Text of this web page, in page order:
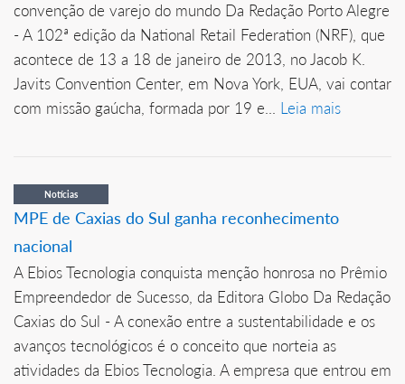
convenção de varejo do mundo Da Redação Porto Alegre
- A 102ª edição da National Retail Federation (NRF), que
acontece de 13 a 18 de janeiro de 2013, no Jacob K.
Javits Convention Center, em Nova York, EUA, vai contar
com missão gaúcha, formada por 19 e... Leia mais
Notícias
MPE de Caxias do Sul ganha reconhecimento
nacional
A Ebios Tecnologia conquista menção honrosa no Prêmio
Empreendedor de Sucesso, da Editora Globo Da Redação
Caxias do Sul - A conexão entre a sustentabilidade e os
avanços tecnológicos é o conceito que norteia as
atividades da Ebios Tecnologia. A empresa que entrou em